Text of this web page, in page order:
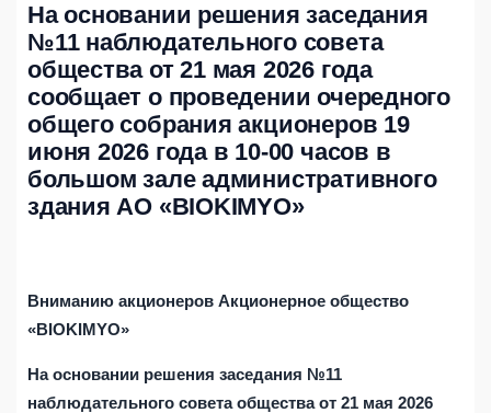
На основании решения заседания
№11 наблюдательного совета
общества от 21 мая 2026 года
сообщает о проведении очередного
общего собрания акционеров 19
июня 2026 года в 10-00 часов в
большом зале административного
здания АО «BIOKIMYO»
Вниманию акционеров Акционерное общество
«BIOKIMYO»
На основании решения заседания №11
наблюдательного совета общества от 21 мая 2026